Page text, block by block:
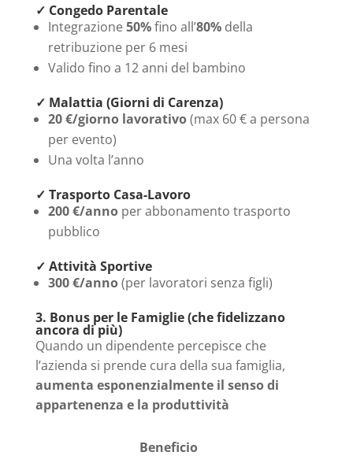
✓ Congedo Parentale
Integrazione50%fino all’80%della
retribuzione per 6 mesi
Valido fino a 12 anni del bambino
✓ Malattia (Giorni di Carenza)
20 €/giorno lavorativo(max 60 € a persona
per evento)
Una volta l’anno
✓ Trasporto Casa-Lavoro
200 €/annoper abbonamento trasporto
pubblico
✓ Attività Sportive
300 €/anno(per lavoratori senza figli)
3. Bonus per le Famiglie (che fidelizzano
ancora di più)
Quando un dipendente percepisce che
l’azienda si prende cura della sua famiglia,
aumenta esponenzialmente il senso di
appartenenza e la produttività
Beneficio